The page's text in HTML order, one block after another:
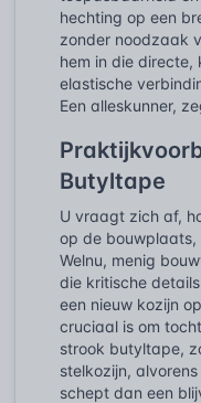
hechting op een
zonder noodzaak
hem in die
elastische
Een alleskunner,
Butyltape
U vraagt zich af,
op de
Welnu, menig
die kritische
een nieuw kozijn
cruciaal is om
strook butyltape,
stelkozijn,
schept dan een